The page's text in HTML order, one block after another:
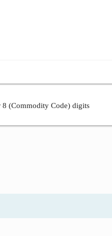
8 (Commodity Code) digits